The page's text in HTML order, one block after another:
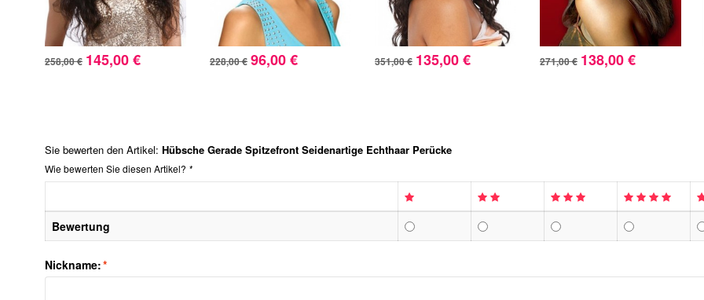
258,00 € 145,00 € 228,00 € 96,00 € 351,00 € 135,00 € 271,00 € 138,00 €
Sie bewerten den Artikel: Hübsche Gerade Spitzefront Seidenartige Echthaar Perücke
Wie bewerten Sie diesen Artikel? *
Bewertung
*
Nickname: